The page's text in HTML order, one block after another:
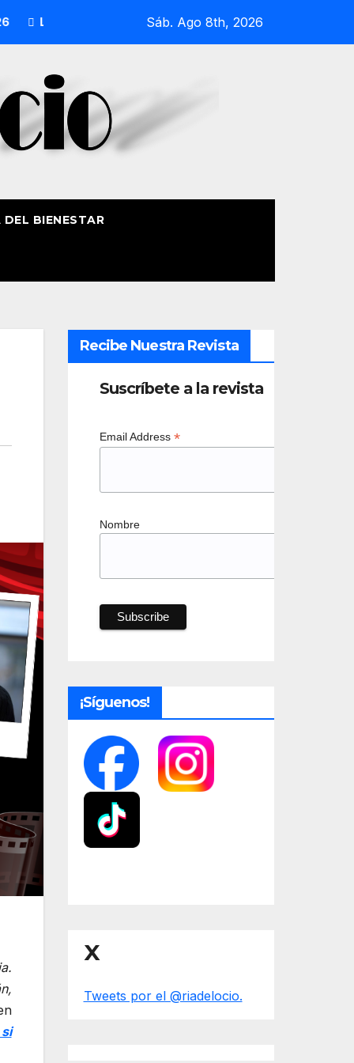
Náutica de la Amatxu de Begoña recorrerá la ría el
Sáb. Ago 8th, 2026
DEL BIENESTAR
Recibe Nuestra Revista
Suscríbete a la revista
Email Address *
Nombre
¡Síguenos!
X
Tweets por el @riadelocio.